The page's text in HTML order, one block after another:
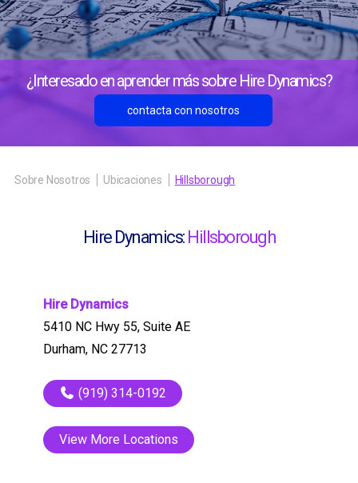
¿Interesado en aprender más sobre Hire Dynamics?
contacta con nosotros
Sobre Nosotros Ubicaciones Hillsborough
Hire Dynamics: Hillsborough
Hire Dynamics
5410 NC Hwy 55, Suite AE
Durham, NC 27713
(919) 314-0192
View More Locations